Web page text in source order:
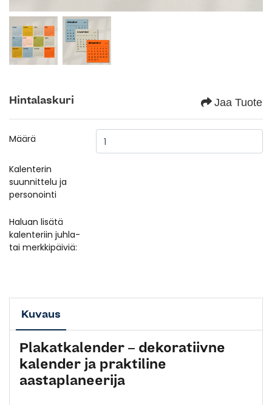
Hintalaskuri Jaa Tuote
Määrä
Kalenterin
suunnittelu ja
personointi
Haluan lisätä
kalenteriin juhla-
tai merkkipäiviä:
Kuvaus
Plakatkalender– dekoratiivne
kalenderja praktiline
aastaplaneerija